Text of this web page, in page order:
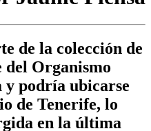
de la colección de
del Organismo
podría ubicarse
de Tenerife, lo
en la última